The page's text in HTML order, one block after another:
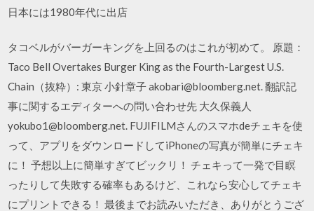
日本には1980年代に出店
タコベルがバーガーキングを上回るのはこれが初めて。 原題：
Taco Bell Overtakes Burger King as the Fourth-Largest U.S.
Chain（抜粋）: 東京 小針章子 akobari@bloomberg.net. 翻訳記
事に関するエディターへの問い合わせ先 大久保義人
yokubo1@bloomberg.net. FUJIFILMさんのスマホdeチェキを使
って、アプリをダウンロードしてiPhoneの写真が簡単にチェキ
に！ 予想以上に簡単すぎてビックリ！ チェキって一発で目瞑
ったりして失敗する確率もあるけど、これなら安心してチェキ
にプリントできる！ 最後までお読みいただき、ありがとうござ